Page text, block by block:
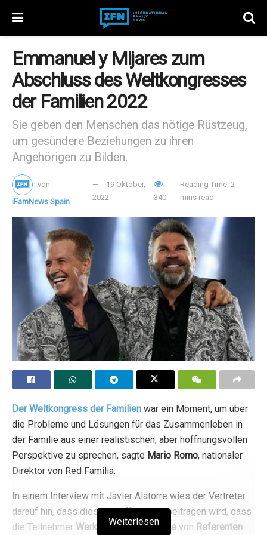
Emmanuel y Mijares zum
Abschluss des Weltkongresses
der Familien 2022
Sie geben den Menschen das nötige Rüstzeug,
um gesündere Beziehungen zu ihren
Angehörigen zu Bilden.
von
iFamNews Spain
19 Oktober,
2022
340
Reading Time: 2
mins read
Der Weltkongress der Familien war ein Moment, um über
die Probleme und Lösungen für das Zusammenleben in
der Familie aus einer realistischen, aber hoffnungsvollen
Perspektive zu sprechen, sagte Mario Romo, nationaler
Direktor von Red Familia.
In einem Interview mit Javier Alatorre wies der Vertreter
darauf hin, dass dieses Treffen dazu beitragen wird, dass
die Teilnehmer Werkzeugeerhalten, die von Referenten
Weiterlesen